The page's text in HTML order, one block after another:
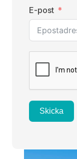
E-post
Skicka